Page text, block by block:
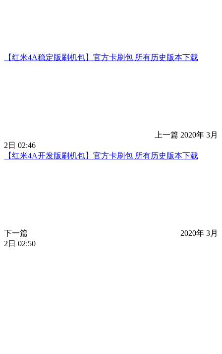
【红米4A稳定版刷机包】官方卡刷包 所有历史版本下载
上一篇 2020年 3月
2日 02:46
【红米4A开发版刷机包】官方卡刷包 所有历史版本下载
下一篇
2020年 3月
2日 02:50